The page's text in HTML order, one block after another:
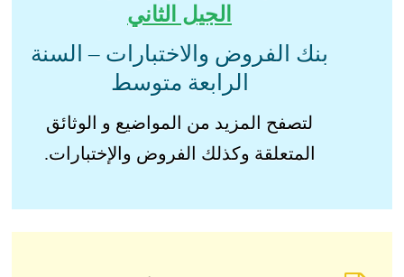
الجيل الثاني
بنك الفروض والاختبارات – السنة
الرابعة متوسط
لتصفح المزيد من المواضيع و الوثائق
المتعلقة وكذلك الفروض والإختبارات.